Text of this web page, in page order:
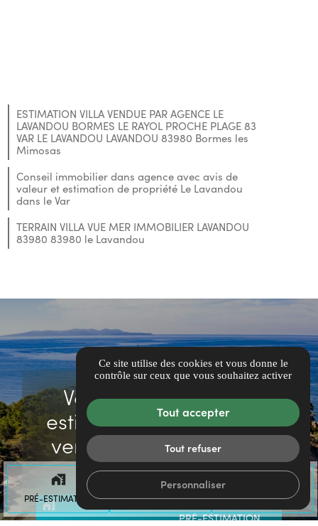
ESTIMATION VILLA VENDUE PAR AGENCE LE
LAVANDOU BORMES LE RAYOL PROCHE PLAGE 83
VAR LE LAVANDOU LAVANDOU 83980 Bormes les
Mimosas
Conseil immobilier dans agence avec avis de
valeur et estimation de propriété Le Lavandou
dans le Var
TERRAIN VILLA VUE MER IMMOBILIER LAVANDOU
83980 83980 le Lavandou
Vous souhaitez faire
estimer votre bien ou le
vendre ? Confiez-nous
votre projet
maps_home_work
PRÉ-ESTIMATION
maps_home_work
PRÉ-ESTIMATION
mail
CONTACT TÉL.
Ce site utilise des cookies et vous donne le
contrôle sur ceux que vous souhaitez activer
Tout accepter
Tout refuser
Personnaliser